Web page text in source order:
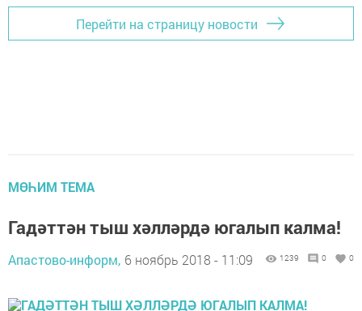
Перейти на страницу новости
МӨҺИМ ТЕМА
Гадәттән тыш хәлләрдә югалып калма!
Апастово-информ, 6 ноябрь 2018 - 11:09 1239 0 0